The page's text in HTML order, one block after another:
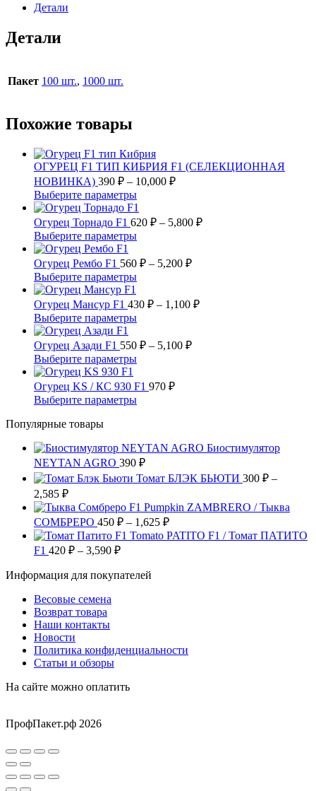
Facebook
Детали
Детали
Пакет 100 шт., 1000 шт.
Похожие товары
ОГУРЕЦ F1 ТИП КИБРИЯ F1 (СЕЛЕКЦИОННАЯ
НОВИНКА) 390 ₽ – 10,000 ₽Диапазон
–
Выберите параметрыЭтот
товар
имеет
несколько
вариаций.
Опции
можно
выбрать
странице
товара.
Огурец Торнадо F1 620 ₽ – 5,800 ₽Диапазон
Выберите параметрыЭтот
имеет
несколько
вариаций.
Опции
можно
выбрать
странице
товара.
Огурец Рембо F1 560 ₽ – 5,200 ₽Диапазон
–
Выберите параметрыЭтот
имеет
несколько
вариаций.
Опции
можно
выбрать
странице
товара.
Огурец Мансур F1 430 ₽ – 1,100 ₽Диапазон
Выберите параметрыЭтот
имеет
несколько
вариаций.
Опции
можно
выбрать
товара.
Огурец Азади F1 550 ₽ – 5,100 ₽Диапазон
Выберите параметрыЭтот
имеет
несколько
вариаций.
выбрать
на
странице
товара.
Огурец KS / КС 930 F1 970 ₽
Выберите параметрыЭтот
вариаций.
Опции
можно
на
странице
товара.
Популярные товары
Биостимулятор
NEYTAN AGRO 390 ₽
Томат БЛЭК БЬЮТИ 300 ₽ –
2,585 ₽Диапазон
цен:
300 ₽
–
2,585 ₽
Pumpkin ZAMBRERO / Тыква
СОМБРЕРО 450 ₽ – 1,625 ₽Диапазон
цен:
Tomato PATITO F1 / Томат ПАТИТО
F1 420 ₽ – 3,590 ₽Диапазон
420 ₽
Информация для покупателей
Весовые семена
Возврат товара
Наши контакты
Новости
Политика конфиденциальности
Статьи и обзоры
На сайте можно оплатить
ПрофПакет.рф 2026
Вверх